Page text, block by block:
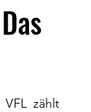
zählt